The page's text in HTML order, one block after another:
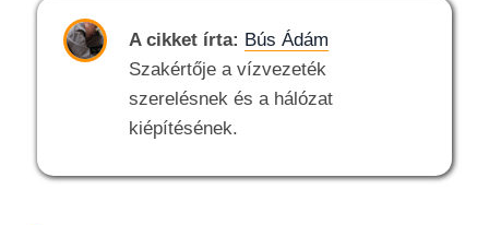
A cikket írta: Bús Ádám
Szakértője a vízvezeték
szerelésnek és a hálózat
kiépítésének.